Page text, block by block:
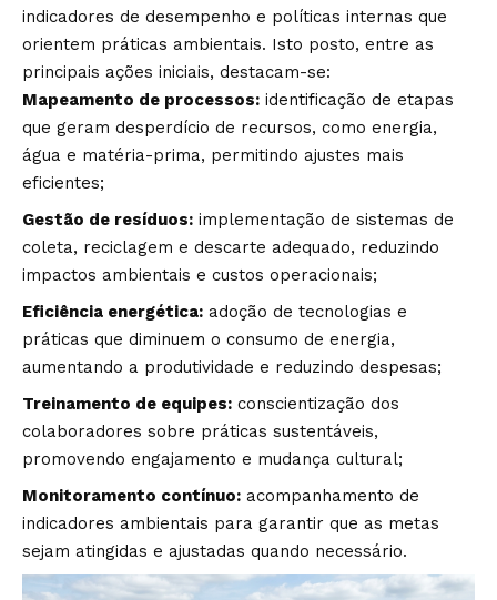
indicadores de desempenho e políticas internas que
orientem práticas ambientais. Isto posto, entre as
principais ações iniciais, destacam-se:
Mapeamento de processos: identificação de etapas
que geram desperdício de recursos, como energia,
água e matéria-prima, permitindo ajustes mais
eficientes;
Gestão de resíduos: implementação de sistemas de
coleta, reciclagem e descarte adequado, reduzindo
impactos ambientais e custos operacionais;
Eficiência energética: adoção de tecnologias e
práticas que diminuem o consumo de energia,
aumentando a produtividade e reduzindo despesas;
Treinamento de equipes: conscientização dos
colaboradores sobre práticas sustentáveis,
promovendo engajamento e mudança cultural;
Monitoramento contínuo: acompanhamento de
indicadores ambientais para garantir que as metas
sejam atingidas e ajustadas quando necessário.